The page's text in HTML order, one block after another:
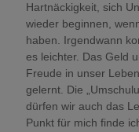
Hartnäckigkeit, sich
wieder beginnen,
haben. Irgendwann
es leichter. Das Geld
Freude in unser
gelernt. Die
dürfen wir auch das
Punkt für mich finde